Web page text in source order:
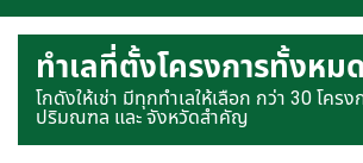
ทำเลที่ตั้งโครงการทั้งหมด
โกดังให้เช่า มีทุกทำเลให้เลือก กว่า 30 โคร
ปริมณฑล และ จังหวัดสำคัญ